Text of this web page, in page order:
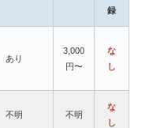
録
あり
3,000
円〜
な
し
不明 不明
な
し